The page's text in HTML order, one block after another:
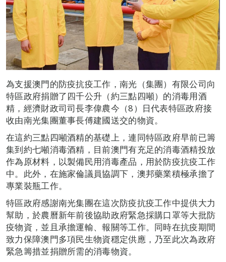
為支援澳門的防疫抗疫工作，南光（集團）有限公司向
特區政府捐贈了四千公升（約三點四噸）的消毒用酒
精，經濟財政司司長李偉農今（8）日代表特區政府接
收由南光集團董事長傅建國送交的物資。
在這約三點四噸酒精的基礎上，連同特區政府早前已籌
集到約七噸消毒酒精，目前澳門有充足的消毒酒精投放
作為原材料，以製備民用消毒產品，用於防疫抗疫工作
中。此外，在施家倫議員協調下，澳邦藥業積極承擔了
專業裝瓶工作。
特區政府感謝南光集團在這次防疫抗疫工作中提供大力
幫助，於農曆新年前後協助政府緊急採購口罩等大批防
疫物資，並且承擔運輸、報關等工作。同時在抗疫期間
致力保障澳門多項民生物資穩定供應，乃至此次為政府
緊急籌措並捐贈所需的消毒物資。